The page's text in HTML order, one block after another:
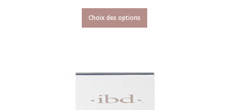
Choix des options